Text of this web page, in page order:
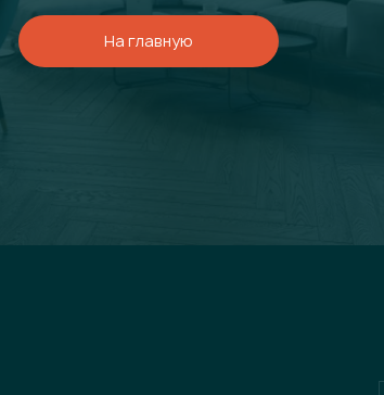
На главную